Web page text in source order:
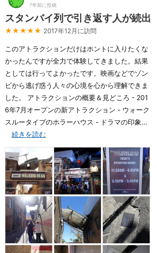
7年前に投稿
スタンバイ列で引き返す人が続出
★★★★★ 2017年12月に訪問
このアトラクションだけはホントに入りたくな
かったんですが全力で体験してきました。結果
としては行ってよかったです。映画などでゾン
ビから逃げ惑う人々の心境を心から理解できま
した。 アトラクションの概要＆見どころ - 201
6年7月オープンの新アトラクション - ウォーク
スルータイプのホラーハウス - ドラマの印象...
続きを読む